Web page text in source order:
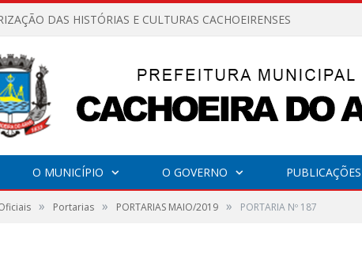
DAS HISTÓRIAS E CULTURAS CACHOEIRENSES
O MUNICÍPIO O GOVERNO PUBLICAÇÕES
» Portarias » PORTARIAS MAIO/2019 » PORTARIA Nº 187